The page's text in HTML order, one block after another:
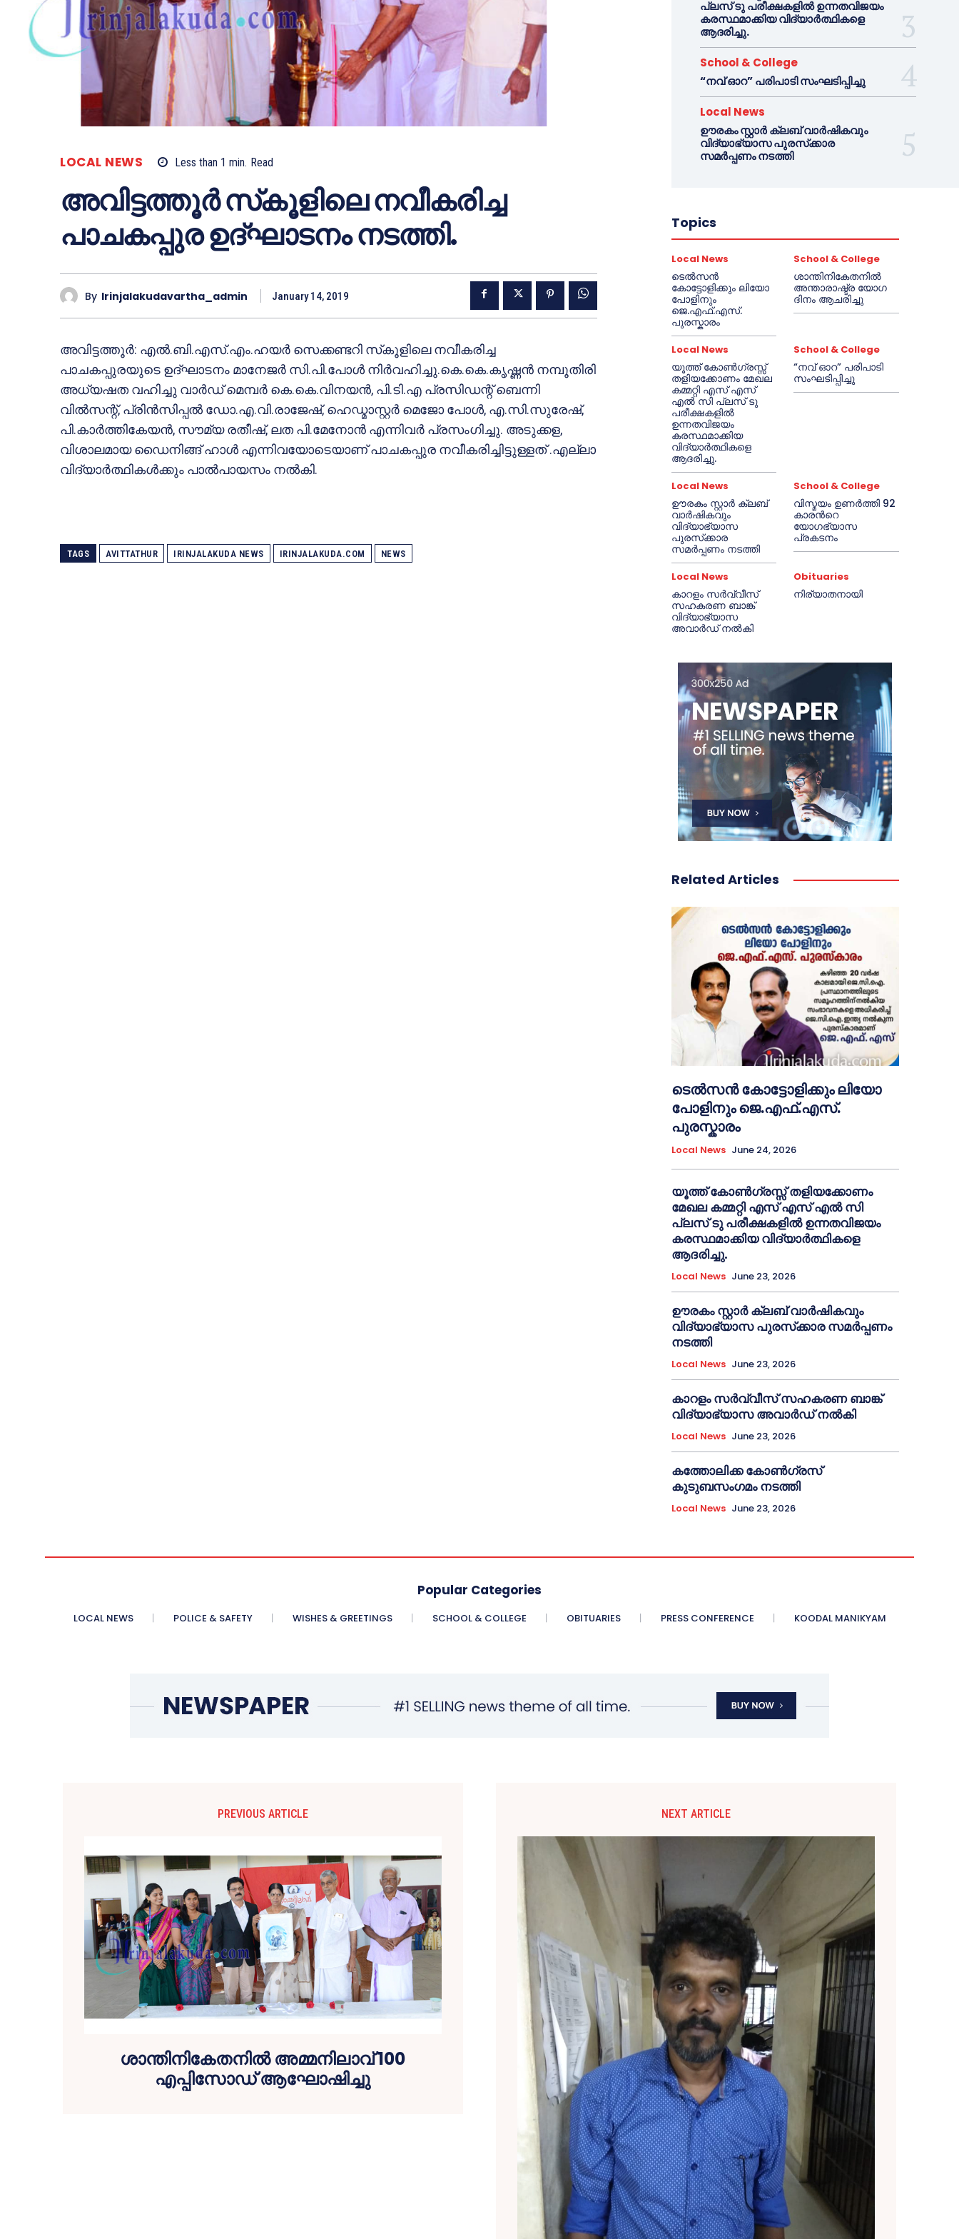
LOCAL NEWS Less than 1 min. Read
അവിട്ടത്തൂര്‍ സ്‌കൂളിലെ നവീകരിച്ച
പാചകപ്പുര ഉദ്ഘാടനം നടത്തി.
By Irinjalakudavartha_admin January 14, 2019
അവിട്ടത്തൂര്‍: എല്‍.ബി.എസ്.എം.ഹയര്‍ സെക്കണ്ടറി സ്‌കൂളിലെ നവീകരിച്ച
പാചകപ്പുരയുടെ ഉദ്ഘാടനം മാനേജര്‍ സി.പി.പോള്‍ നിര്‍വഹിച്ചു.കെ.കെ.കൃഷ്ണന്‍ നമ്പൂതിരി
അധ്യഷത വഹിച്ചു വാര്‍ഡ് മെമ്പര്‍ കെ.കെ.വിനയന്‍, പി.ടി.എ പ്രസിഡന്റ് ബെന്നി
വില്‍സന്റ്, പ്രിന്‍സിപ്പല്‍ ഡോ.എ.വി.രാജേഷ്, ഹെഡ്മാസ്റ്റര്‍ മെജോ പോള്‍, എ.സി.സുരേഷ്,
പി.കാര്‍ത്തികേയന്‍, സൗമ്യ രതീഷ്, ലത പി.മേനോന്‍ എന്നിവര്‍ പ്രസംഗിച്ചു. അടുക്കള,
വിശാലമായ ഡൈനിങ്ങ് ഹാള്‍ എന്നിവയോടെയാണ് പാചകപ്പുര നവീകരിച്ചിട്ടുള്ളത് .എല്ലാ
വിദ്യാര്‍ത്ഥികള്‍ക്കും പാല്‍പായസം നല്‍കി.
TAGS AVITTATHUR IRINJALAKUDA NEWS IRINJALAKUDA.COM NEWS
പ്ലസ് ടു പരീക്ഷകളിൽ ഉന്നതവിജയം
കരസ്ഥമാക്കിയ വിദ്യാർത്ഥികളെ
ആദരിച്ചു.
School & College
“നവ് ഓറ” പരിപാടി സംഘടിപ്പിച്ചു
Local News
ഊരകം സ്റ്റാർ ക്ലബ് വാർഷികവും
വിദ്യാഭ്യാസ പുരസ്‌ക്കാര
സമർപ്പണം നടത്തി
Topics
Local News
ടെൽസൻ
കോട്ടോളിക്കും ലിയോ
പോളിനും
ജെ.എഫ്.എസ്.
പുരസ്കാരം
School & College
ശാന്തിനികേതനിൽ
അന്താരാഷ്ട്ര യോഗ
ദിനം ആചരിച്ചു
Local News
യൂത്ത് കോൺഗ്രസ്സ്
തളിയക്കോണം മേഖല
കമ്മറ്റി എസ് എസ്
എൽ സി പ്ലസ് ടു
പരീക്ഷകളിൽ
ഉന്നതവിജയം
കരസ്ഥമാക്കിയ
വിദ്യാർത്ഥികളെ
ആദരിച്ചു.
School & College
“നവ് ഓറ” പരിപാടി
സംഘടിപ്പിച്ചു
Local News
ഊരകം സ്റ്റാർ ക്ലബ്
വാർഷികവും
വിദ്യാഭ്യാസ
പുരസ്‌ക്കാര
സമർപ്പണം നടത്തി
School & College
വിസ്മയം ഉണർത്തി 92
കാരൻറെ
യോഗഭ്യാസ
പ്രകടനം
Local News
കാറളം സർവ്വീസ്
സഹകരണ ബാങ്ക്
വിദ്യാഭ്യാസ
അവാർഡ് നൽകി
Obituaries
നിര്യാതനായി
Related Articles
ടെൽസൻ കോട്ടോളിക്കും ലിയോ
പോളിനും ജെ.എഫ്.എസ്.
പുരസ്കാരം
Local News June 24, 2026
യൂത്ത് കോൺഗ്രസ്സ് തളിയക്കോണം
മേഖല കമ്മറ്റി എസ് എസ് എൽ സി
പ്ലസ് ടു പരീക്ഷകളിൽ ഉന്നതവിജയം
കരസ്ഥമാക്കിയ വിദ്യാർത്ഥികളെ
ആദരിച്ചു.
Local News June 23, 2026
ഊരകം സ്റ്റാർ ക്ലബ് വാർഷികവും
വിദ്യാഭ്യാസ പുരസ്‌ക്കാര സമർപ്പണം
നടത്തി
Local News June 23, 2026
കാറളം സർവ്വീസ് സഹകരണ ബാങ്ക്
വിദ്യാഭ്യാസ അവാർഡ് നൽകി
Local News June 23, 2026
കത്തോലിക്ക കോൺഗ്രസ്
കുടുബസംഗമം നടത്തി
Local News June 23, 2026
Popular Categories
LOCAL NEWS POLICE & SAFETY WISHES & GREETINGS SCHOOL & COLLEGE OBITUARIES PRESS CONFERENCE KOODAL MANIKYAM
PREVIOUS ARTICLE
ശാന്തിനികേതനില്‍ അമ്മനിലാവ് 100
എപ്പിസോഡ് ആഘോഷിച്ചു
NEXT ARTICLE